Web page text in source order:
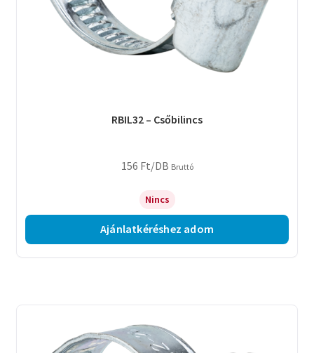
RBIL32 – Csőbilincs
156 Ft/DB Bruttó
Nincs
Ajánlatkéréshez adom